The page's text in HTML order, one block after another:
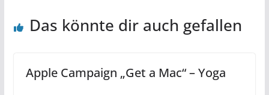
Das könnte dir auch gefallen
Apple Campaign „Get a Mac“ – Yoga